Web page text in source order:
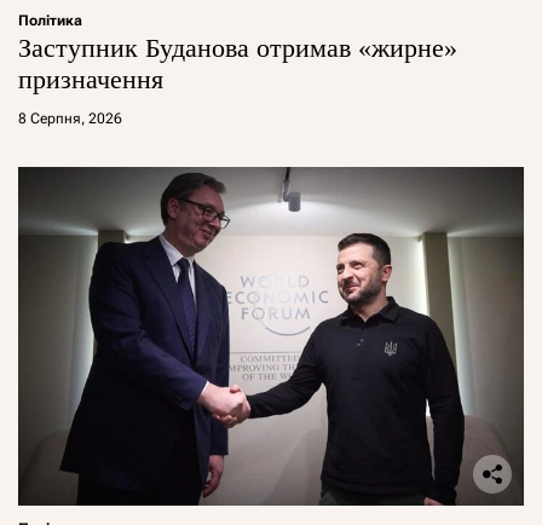
Політика
Заступник Буданова отримав «жирне»
призначення
8 Серпня, 2026